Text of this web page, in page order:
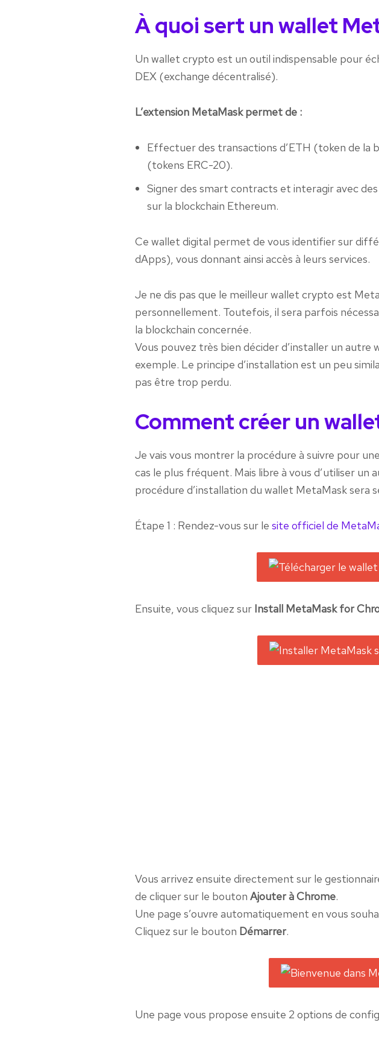
À quoi sert un wallet
Un wallet crypto est un outil indispensable pour
DEX (exchange décentralisé).
L’extension MetaMask permet de :
Effectuer des transactions d’ETH (token de la
(tokens ERC-20).
Signer des smart contracts et interagir avec
sur la blockchain Ethereum.
Ce wallet digital permet de vous identifier sur
dApps), vous donnant ainsi accès à leurs services.
Je ne dis pas que le meilleur wallet crypto est
personnellement. Toutefois, il sera parfois
la blockchain concernée.
Vous pouvez très bien décider d’installer un autre
exemple. Le principe d’installation est un peu
pas être trop perdu.
Comment créer un
Je vais vous montrer la procédure à suivre pour
cas le plus fréquent. Mais libre à vous d’utiliser un
procédure d’installation du wallet MetaMask sera
Étape 1 : Rendez-vous sur lesite officiel de
Ensuite, vous cliquez sur Install MetaMask for
Vous arrivez ensuite directement sur le
de cliquer sur le boutonAjouter à Chrome.
Une page s’ouvre automatiquement en vous
Cliquez sur le bouton Démarrer.
Une page vous propose ensuite 2 options de